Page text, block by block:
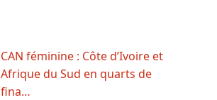
CAN féminine : Côte d’Ivoire et
Afrique du Sud en quarts de
fina…